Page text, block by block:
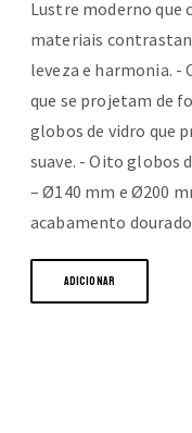
Lustre moderno que
materiais
leveza e harmonia.
que se projetam de
globos de vidro que
suave. - Oito globos
– Ø140 mm e Ø200
acabamento
ADICIONAR